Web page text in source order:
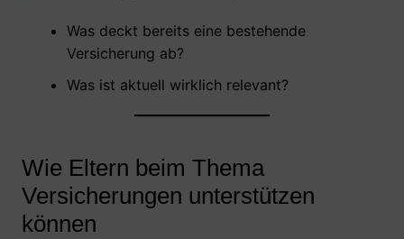
Was deckt bereits eine bestehende
Versicherung ab?
Was ist aktuell wirklich relevant?
Wie Eltern beim Thema
Versicherungen unterstützen
können